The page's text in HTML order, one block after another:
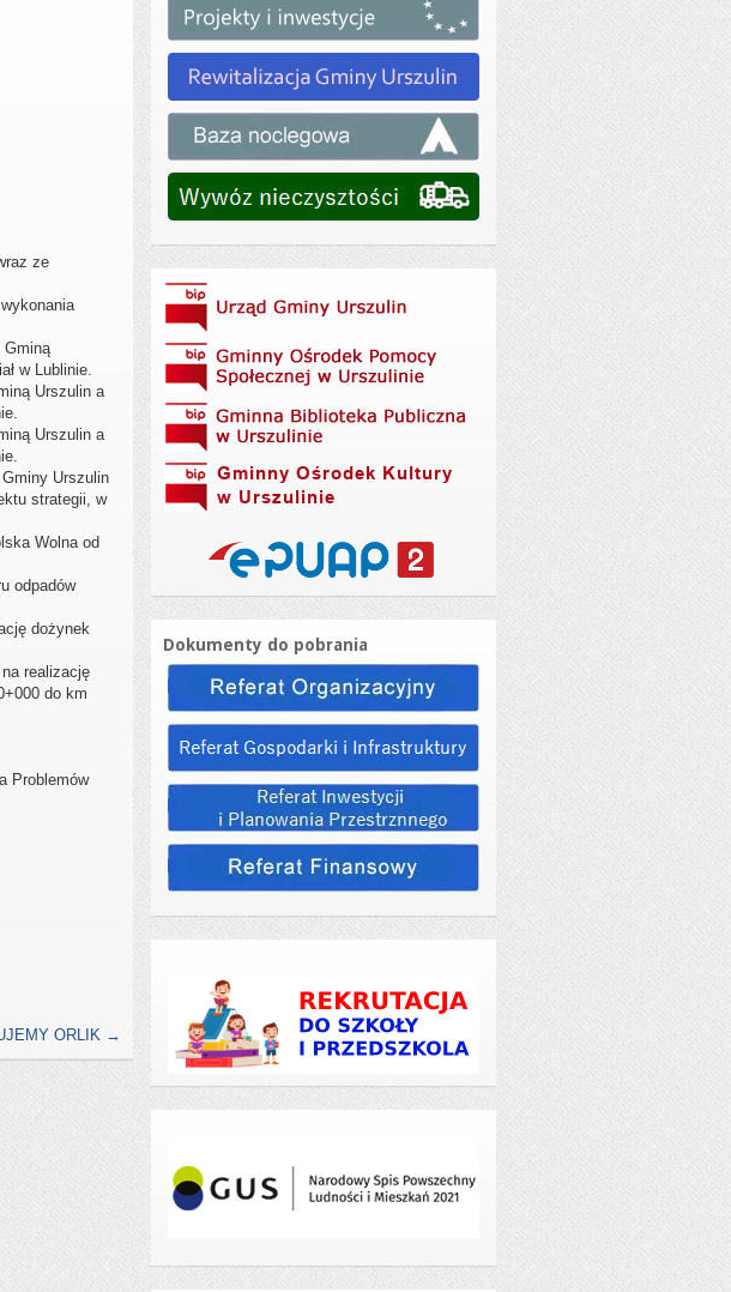
ze
Gminą
w Lublinie.
Urszulin a
Urszulin a
Urszulin
strategii, w
Wolna od
odpadów
dożynek
realizację
do km
Problemów
ORLIK →
Dokumenty do pobrania